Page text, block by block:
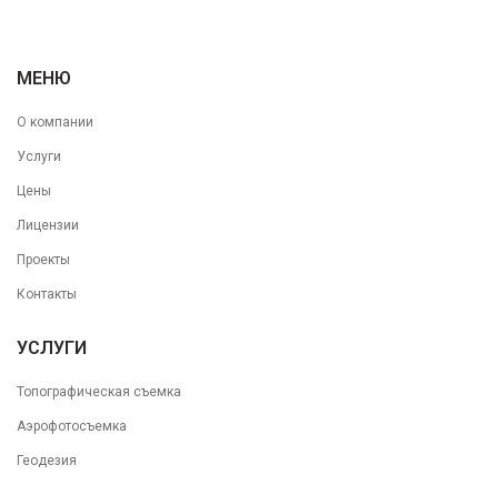
МЕНЮ
О компании
Услуги
Цены
Лицензии
Проекты
Контакты
УСЛУГИ
Топографическая съемка
Аэрофотосъемка
Геодезия